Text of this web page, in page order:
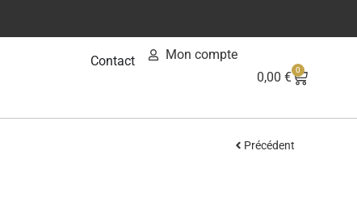
Contact
Mon compte
0,00€ 0
Précédent